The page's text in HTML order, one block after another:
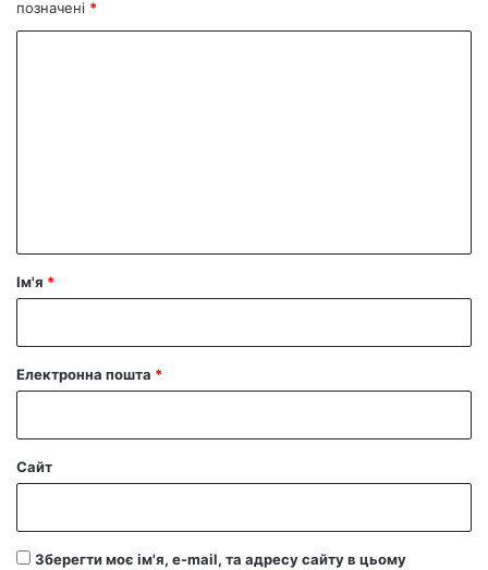
позначені *
рІм'я *
Електронна пошта *
Сайт
Зберегти моє ім'я, e-mail, та адресу сайту в цьому